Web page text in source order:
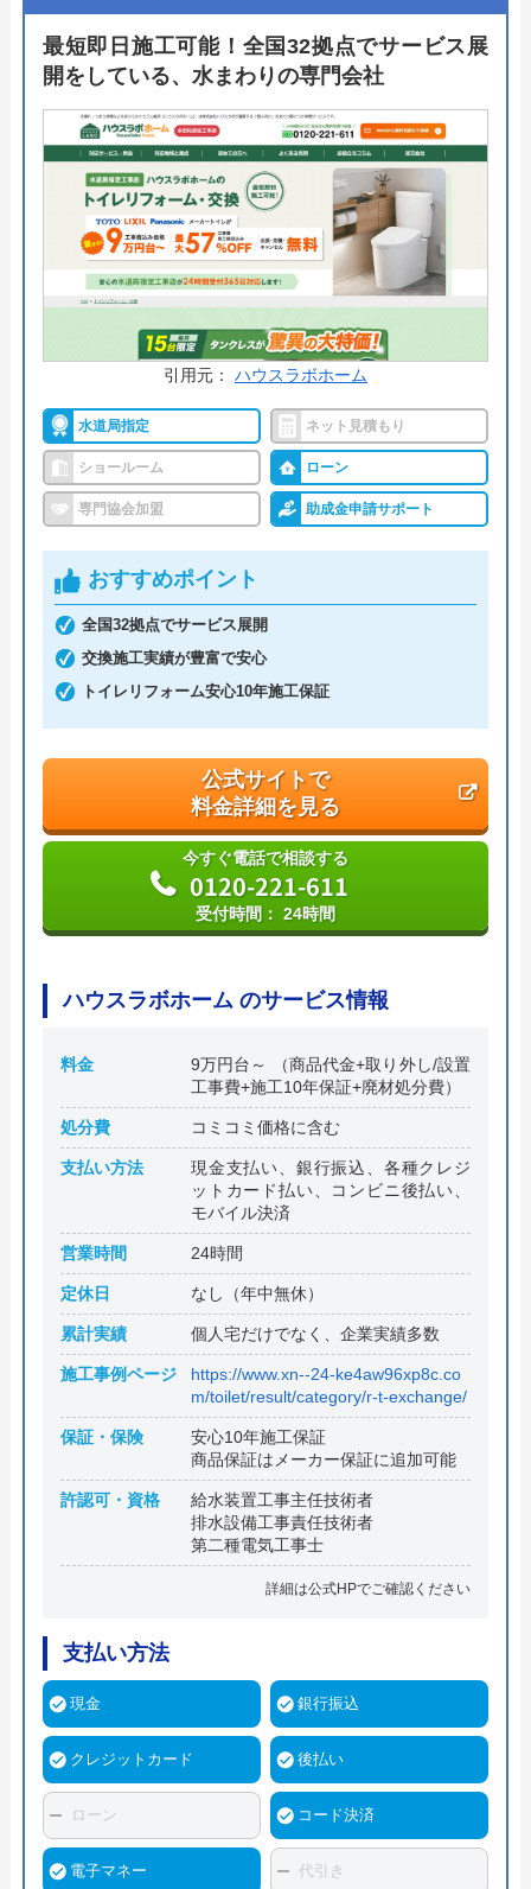
最短即日施工可能！全国32拠点でサービス展
開をしている、水まわりの専門会社
引用元： ハウスラボホーム
水道局指定 ネット見積もり
ショールーム ローン
専門協会加盟 助成金申請サポート
おすすめポイント
全国32拠点でサービス展開
交換施工実績が豊富で安心
トイレリフォーム安心10年施工保証
公式サイトで
料金詳細を見る
今すぐ電話で相談する
0120-221-611
受付時間： 24時間
ハウスラボホーム のサービス情報
料金
9万円台～ （商品代金+取り外し/設置
工事費+施工10年保証+廃材処分費）
処分費 コミコミ価格に含む
支払い方法
現金支払い、銀行振込、各種クレジ
ットカード払い、コンビニ後払い、
モバイル決済
営業時間 24時間
定休日 なし（年中無休）
累計実績 個人宅だけでなく、企業実績多数
施工事例ページ
https://www.xn--24-ke4aw96xp8c.co
m/toilet/result/category/r-t-exchange/
保証・保険
安心10年施工保証
商品保証はメーカー保証に追加可能
許認可・資格
給水装置工事主任技術者
排水設備工事責任技術者
第二種電気工事士
詳細は公式HPでご確認ください
支払い方法
現金 銀行振込
クレジットカード 後払い
ローン コード決済
電子マネー 代引き